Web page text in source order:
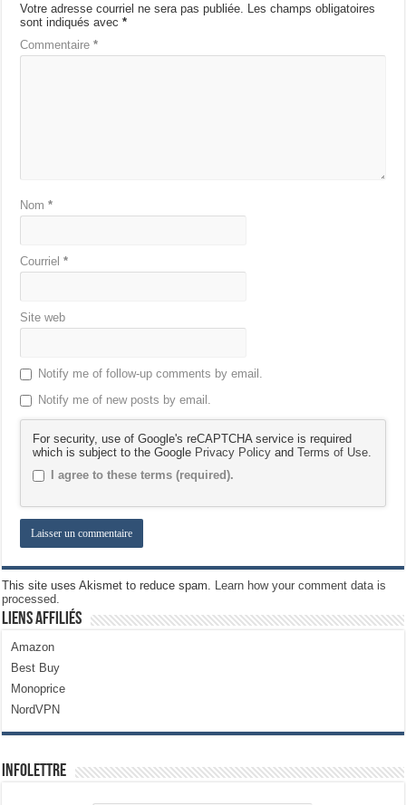
Votre adresse courriel ne sera pas publiée. Les champs obligatoires
sont indiqués avec*
Commentaire*
Nom*
Courriel*
Site web
Notify me of follow-up comments by email.
Notify me of new posts by email.
For security, use of Google's reCAPTCHA service is required
which is subject to the Google Privacy Policy andTerms of Use
I agree to these terms (required).
This site uses Akismet to reduce spam. Learn how your comment data is
processed.
Liens Affiliés
Amazon
Best Buy
Monoprice
NordVPN
Infolettre